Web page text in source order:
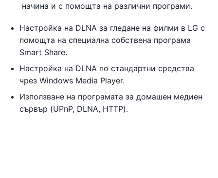
начина и с помощта на различни програми.
Настройка на DLNA за гледане на филми в LG с
помощта на специална собствена програма
Smart Share.
Настройка на DLNA по стандартни средства
чрез Windows Media Player.
Използване на програмата за домашен медиен
сървър (UPnP, DLNA, HTTP).